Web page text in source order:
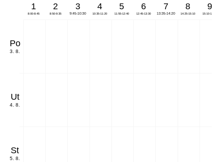
1
8:00-8:45
2
8:50-9:35
3
9:45-10:30
4
10:35-11:20
5
11:55-12:40
6
12:45-13:30
7
13:35-14:20
8
14:25-15:10
9
15:10-15:55
Po
3. 8.
Ut
4. 8.
St
5. 8.